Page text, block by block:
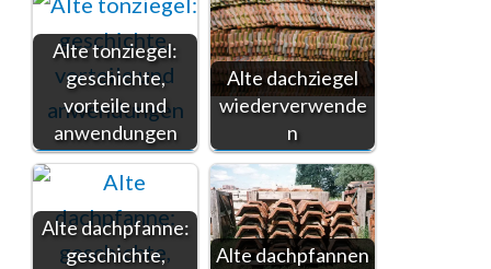
Alte tonziegel:
geschichte,
vorteile und
anwendungen
Alte dachziegel
wiederverwende
n
Alte dachpfanne:
geschichte,
Alte dachpfannen